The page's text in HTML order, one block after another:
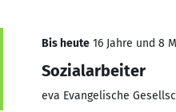
Bis heute 16 Jahre und 8
Sozialarbeiter
eva Evangelische